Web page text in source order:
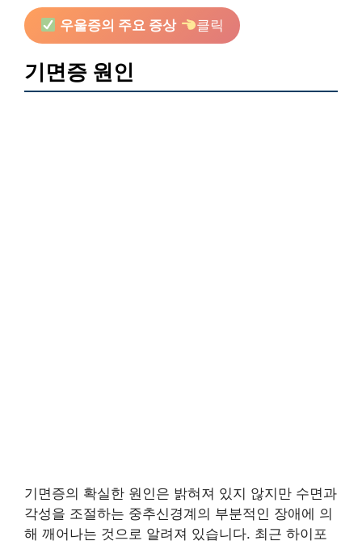
우울증의 주요 증상 클릭
기면증 원인
기면증의 확실한 원인은 밝혀져 있지 않지만 수면과
각성을 조절하는 중추신경계의 부분적인 장애에 의
해 깨어나는 것으로 알려져 있습니다. 최근 하이포